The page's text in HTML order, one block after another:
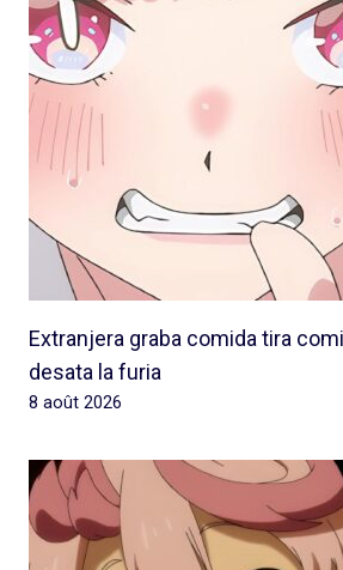
Extranjera graba comida tira
desata la furia
8 août 2026